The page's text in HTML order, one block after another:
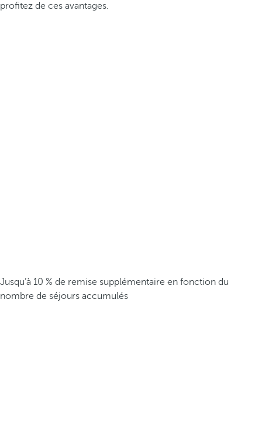
profitez de ces avantages.
Jusqu’à 10 % de remise supplémentaire en fonction du
nombre de séjours accumulés